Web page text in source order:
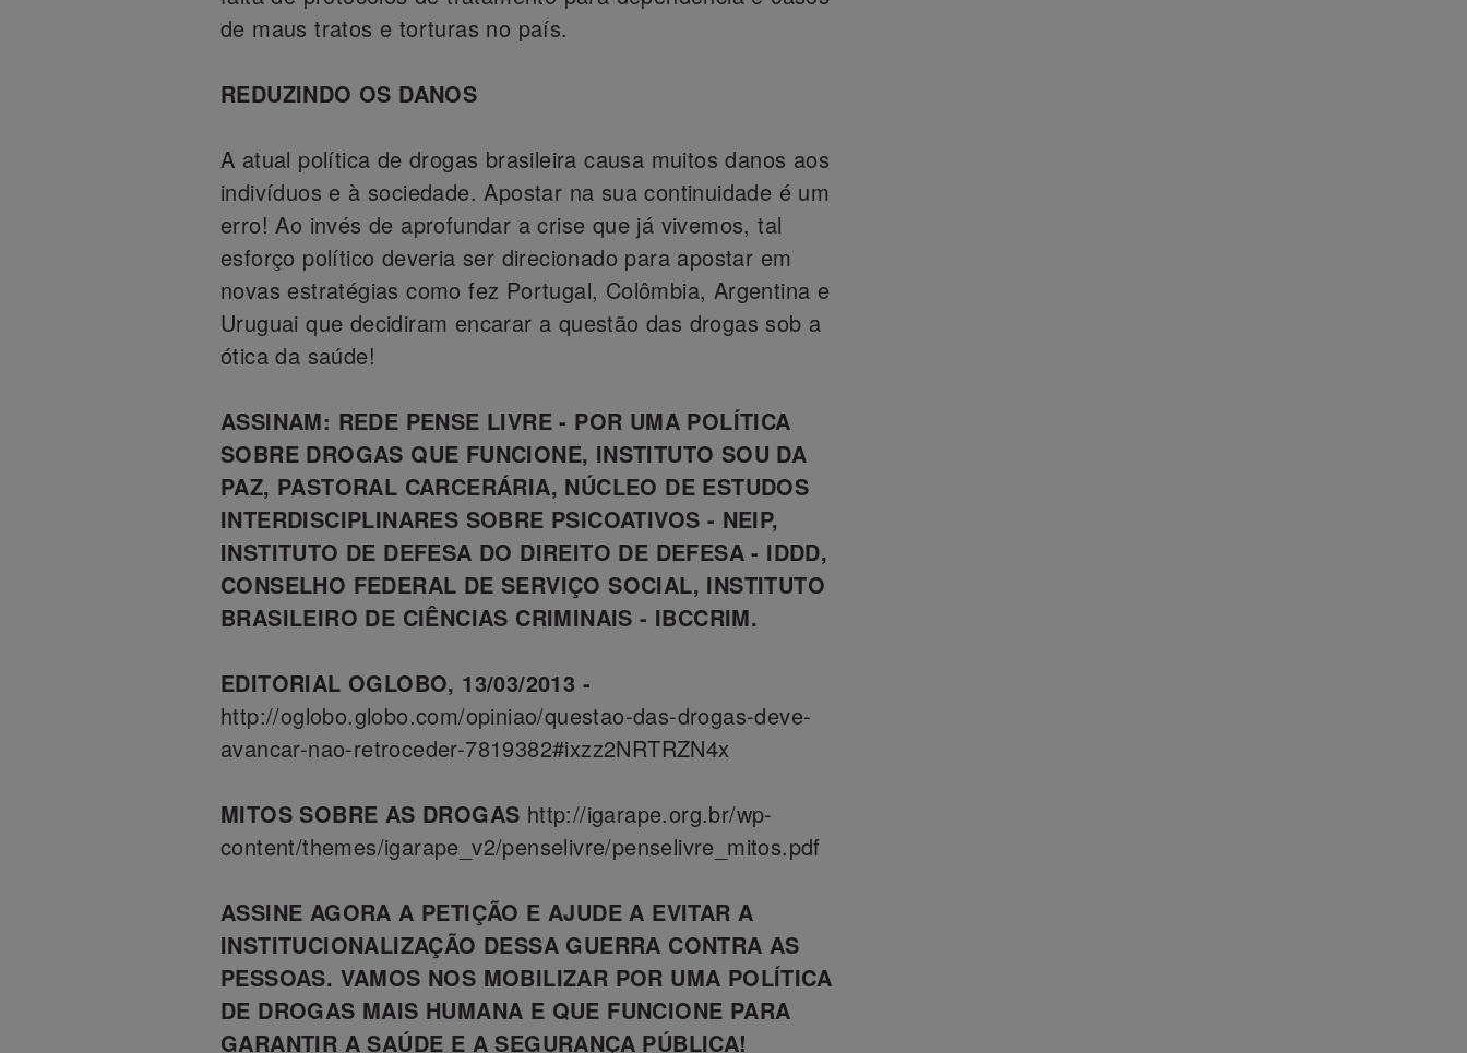
de maus tratos e torturas no país.
REDUZINDO OS DANOS
A atual política de drogas brasileira causa muitos danos aos
indivíduos e à sociedade. Apostar na sua continuidade é um
erro! Ao invés de aprofundar a crise que já vivemos, tal
esforço político deveria ser direcionado para apostar em
novas estratégias como fez Portugal, Colômbia, Argentina e
Uruguai que decidiram encarar a questão das drogas sob a
ótica da saúde!
ASSINAM: REDE PENSE LIVRE - POR UMA POLÍTICA
SOBRE DROGAS QUE FUNCIONE, INSTITUTO SOU DA
PAZ, PASTORAL CARCERÁRIA, NÚCLEO DE ESTUDOS
INTERDISCIPLINARES SOBRE PSICOATIVOS - NEIP,
INSTITUTO DE DEFESA DO DIREITO DE DEFESA - IDDD,
CONSELHO FEDERAL DE SERVIÇO SOCIAL, INSTITUTO
BRASILEIRO DE CIÊNCIAS CRIMINAIS - IBCCRIM.
EDITORIAL OGLOBO, 13/03/2013 -
http://oglobo.globo.com/opiniao/questao-das-drogas-deve-
avancar-nao-retroceder-7819382#ixzz2NRTRZN4x
MITOS SOBRE AS DROGAS http://igarape.org.br/wp-
content/themes/igarape_v2/penselivre/penselivre_mitos.pdf
ASSINE AGORA A PETIÇÃO E AJUDE A EVITAR A
INSTITUCIONALIZAÇÃO DESSA GUERRA CONTRA AS
PESSOAS. VAMOS NOS MOBILIZAR POR UMA POLÍTICA
DE DROGAS MAIS HUMANA E QUE FUNCIONE PARA
GARANTIR A SAÚDE E A SEGURANÇA PÚBLICA!